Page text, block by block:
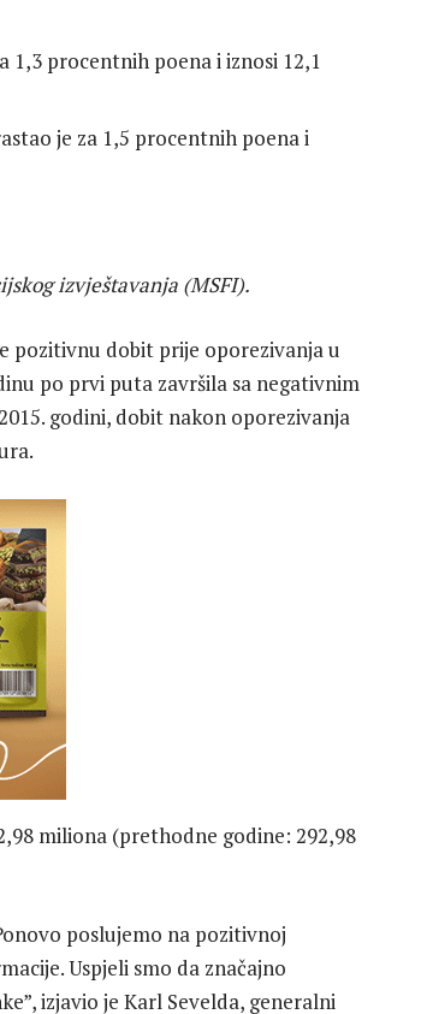
procentnih poena i iznosi 12,1
je za 1,5 procentnih poena i
izvještavanja (MSFI).
pozitivnu dobit prije oporezivanja u
po prvi puta završila sa negativnim
godini, dobit nakon oporezivanja
miliona (prethodne godine: 292,98
poslujemo na pozitivnoj
Uspjeli smo da značajno
izjavio je Karl Sevelda, generalni